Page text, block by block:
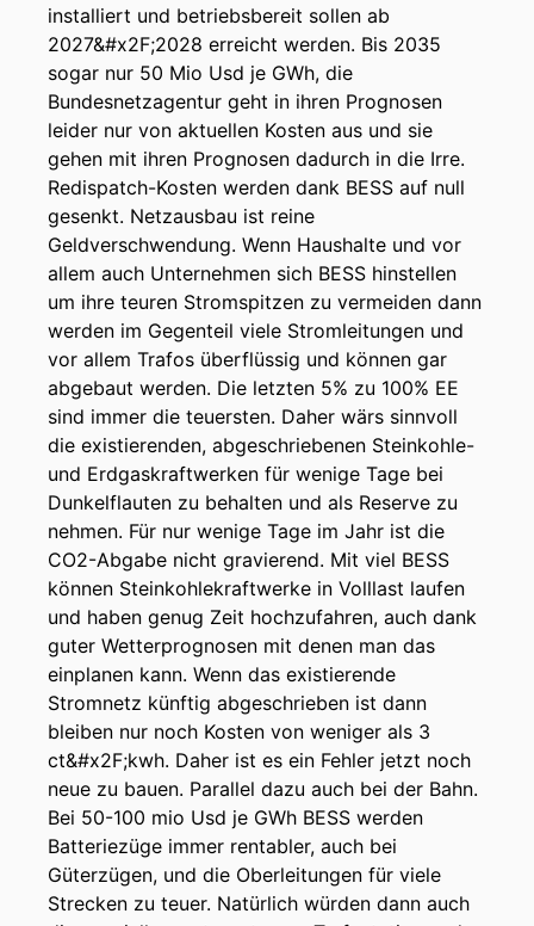
00:01:01: Ja das freut uns natürlich sehr!
00:01:03: Wenn kein Wind weht oder die Sonne
nicht scheint dann brauchen wir vor allem in
Zukunft wenn die Erneuerbaren immer weiter
steigen im Stromix dann brauchen wie natürlich
eine Reserve für Stunden Tage und vielleicht
sogar Wochen um die sichere Stromversorgung
in Deutschland zu gewährleisten.
00:01:19: Wie häufig benötigen wir denn in
Zukunft solche Reserven?
00:01:22: und kannst du uns da vielleicht auch
noch mal nähe Einblicke geben wie viel
Gigawatt vielleicht auch an Reservekraftwerken
benötigen wir denn so um das Jahr zwanzig
fünfunddreißig.
00:01:31: Das wird ja in der Politik, in der
Bundespolitik auch gerade heiß diskutiert dieses
Thema.
00:01:36: Erst mal geht es sozusagen um
Kapazität oder gesicherte Leistung und da
gibt's ganz unterschiedliche Zahlen und
Vorausrechnungen einerseits auf europäischer
Ebene gemacht und
Versorgungssicherheitsmonitoring wird aber
auch in Deutschland gemacht für eine
Bundesnetzagentur.
00:01:52: Letztes Jahr gab es da wiederum ein
installiert und betriebsbereit sollen ab
2027&#x2F;2028 erreicht werden. Bis 2035
sogar nur 50 Mio Usd je GWh, die
Bundesnetzagentur geht in ihren Prognosen
leider nur von aktuellen Kosten aus und sie
gehen mit ihren Prognosen dadurch in die Irre.
Redispatch-Kosten werden dank BESS auf null
gesenkt. Netzausbau ist reine
Geldverschwendung. Wenn Haushalte und vor
allem auch Unternehmen sich BESS hinstellen
um ihre teuren Stromspitzen zu vermeiden dann
werden im Gegenteil viele Stromleitungen und
vor allem Trafos überflüssig und können gar
abgebaut werden. Die letzten 5% zu 100% EE
sind immer die teuersten. Daher wärs sinnvoll
die existierenden, abgeschriebenen Steinkohle-
und Erdgaskraftwerken für wenige Tage bei
Dunkelflauten zu behalten und als Reserve zu
nehmen. Für nur wenige Tage im Jahr ist die
CO2-Abgabe nicht gravierend. Mit viel BESS
können Steinkohlekraftwerke in Volllast laufen
und haben genug Zeit hochzufahren, auch dank
guter Wetterprognosen mit denen man das
einplanen kann. Wenn das existierende
Stromnetz künftig abgeschrieben ist dann
bleiben nur noch Kosten von weniger als 3
ct&#x2F;kwh. Daher ist es ein Fehler jetzt noch
neue zu bauen. Parallel dazu auch bei der Bahn.
Bei 50-100 mio Usd je GWh BESS werden
Batteriezüge immer rentabler, auch bei
Güterzügen, und die Oberleitungen für viele
Strecken zu teuer. Natürlich würden dann auch